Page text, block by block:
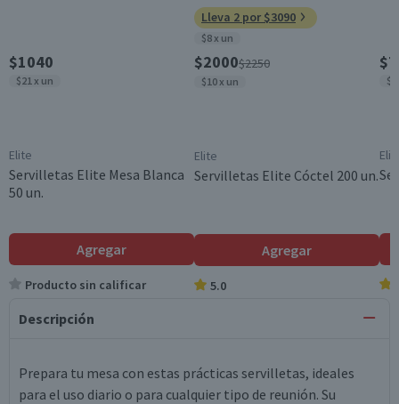
$1040
$21 x un
Elite
Servilletas Elite Mesa Blanca
50 un.
Agregar
Producto sin calificar
Lleva 2 por $3090
$8 x un
$2000$2250
$10 x un
Elite
Servilletas Elite Cóctel 200 un.
Agregar
5.0
Descripción
Prepara tu mesa con estas prácticas servilletas, ideales
para el uso diario o para cualquier tipo de reunión. Su